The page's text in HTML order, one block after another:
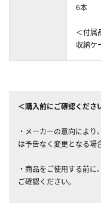
6本
＜付属
収納ケ
＜購入前にご確認くださ
・メーカーの意向によ
は予告なく変更となる場
・商品をご使用する前
ご確認ください。